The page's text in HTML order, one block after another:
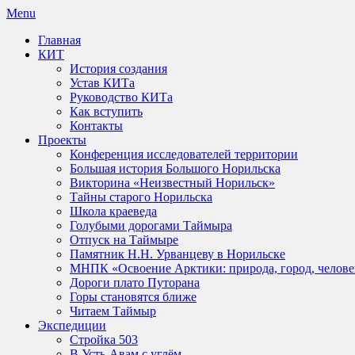
Skip
content
Menu
Главная
КИТ
История создания
Устав КИТа
Руководство КИТа
Как вступить
Контакты
Проекты
Конференция исследователей территории
Большая история Большого Норильска
Викторина «Неизвестный Норильск»
Тайны старого Норильска
Школа краеведа
Голубыми дорогами Таймыра
Отпуск на Таймыре
Памятник Н.Н. Урванцеву в Норильске
МНПК «Освоение Арктики: природа, город,
Дороги плато Путорана
Горы становятся ближе
Читаем Таймыр
Экспедиции
Стройка 503